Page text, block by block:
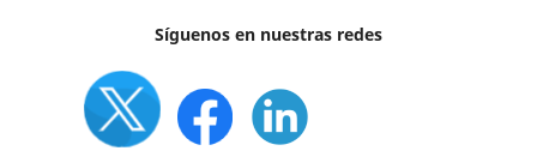
Síguenos en nuestras redes